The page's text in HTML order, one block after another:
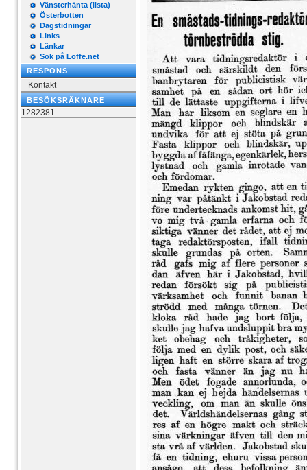
Vänsterhänta (lista)
Österbotten
Dagstidningar
Links
Länkar
Sök på Loffe.net
RESPONS
Kontakt
BESÖKSRÄKNARE
1282381